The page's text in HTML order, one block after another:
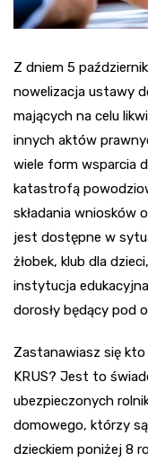
Z dniem 5
nowelizacja ustawy
mających na celu
innych aktów
wiele form wsparcia
katastrofą
składania wniosków
jest dostępne w
żłobek, klub dla
instytucja
dorosły będący pod
Zastanawiasz się kto
KRUS? Jest to
ubezpieczonych
domowego, którzy
dzieckiem poniżej 8